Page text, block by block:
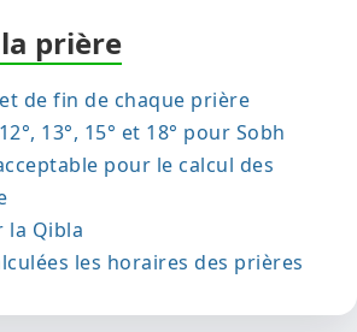
prière
de fin de chaque prière
13°, 15° et 18° pour Sobh
pour le calcul des
la Qibla
les horaires des prières